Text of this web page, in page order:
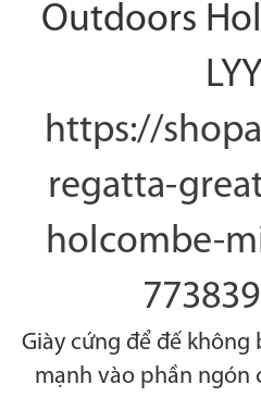
Outdoors
https://
regatta-
holcombe-
Giày cứng để đế
mạnh vào phần ngón